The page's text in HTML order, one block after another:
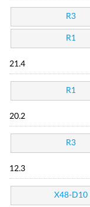
R3
R1
21.4
R1
20.2
R3
12.3
X48-D10